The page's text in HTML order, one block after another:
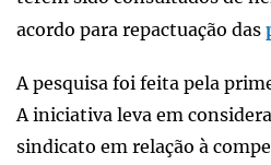
acordo para repactuação das
A pesquisa foi feita pela
A iniciativa leva em
sindicato em relação à